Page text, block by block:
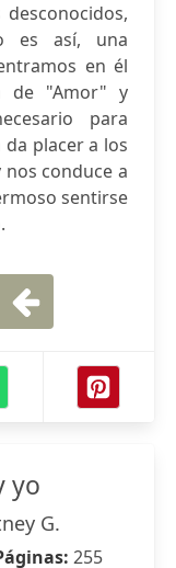
es así, una
en él
de "Amor" y
para
da placer a los
conduce a
sentirse
yo
G.
255